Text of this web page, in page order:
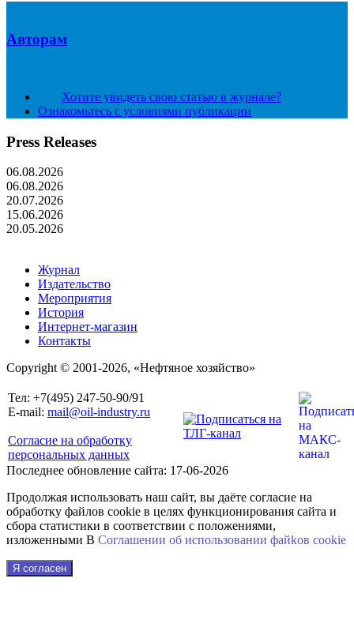
Авторам
Хотите увидеть свою статью в журнале?
Ознакомьтесь с условиями публикации
Press Releases
06.08.2026
06.08.2026
20.07.2026
15.06.2026
20.05.2026
Журнал
Издательство
Мероприятия
История
Интернет-магазин
Контакты
Copyright © 2001-2026, «Нефтяное хозяйство»
Тел: +7(495) 247-50-90/91
E-mail: mail@oil-industry.ru
Согласие на обработку
персональных данных
Последнее обновление сайта: 17-06-2026
Продолжая использовать наш сайт, вы даёте согласие на
обработку файлов cookie в целях функционирования сайта и
сбора статистики в соответствии с положениями,
изложенными В Соглашении об использовании файkов cookie
Я согласен